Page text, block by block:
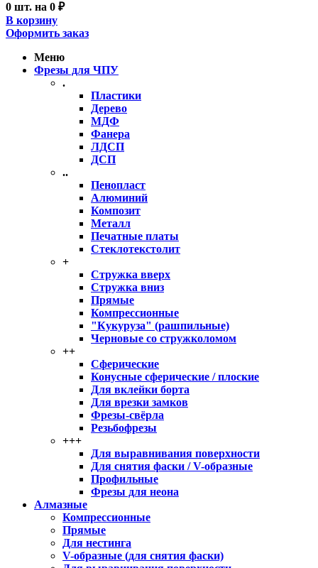
0 шт. на 0 ₽
В корзину
Оформить заказ
Меню
Фрезы для ЧПУ
.
Пластики
Дерево
МДФ
Фанера
ЛДСП
ДСП
..
Пенопласт
Алюминий
Композит
Металл
Печатные платы
Стеклотекстолит
+
Стружка вверх
Стружка вниз
Прямые
Компрессионные
"Кукуруза" (рашпильные)
Черновые со стружколомом
++
Сферические
Конусные сферические / плоские
Для вклейки борта
Для врезки замков
Фрезы-свёрла
Резьбофрезы
+++
Для выравнивания поверхности
Для снятия фаски / V-образные
Профильные
Фрезы для неона
Алмазные
Компрессионные
Прямые
Для нестинга
V-образные (для снятия фаски)